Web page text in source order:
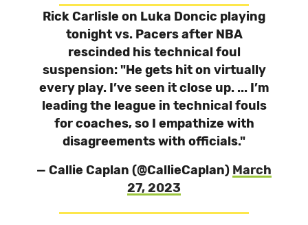
Rick Carlisle on Luka Doncic playing
tonight vs. Pacers after NBA
rescinded his technical foul
suspension: "He gets hit on virtually
every play. I’ve seen it close up. ... I’m
leading the league in technical fouls
for coaches, so I empathize with
disagreements with officials."
— Callie Caplan (@CallieCaplan) March
27, 2023